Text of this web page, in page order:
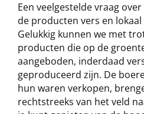
Een veelgestelde vraag
de producten vers en
Gelukkig kunnen we met
producten die op de
aangeboden, inderdaad
geproduceerd zijn. De
hun waren verkopen,
rechtstreeks van het veld